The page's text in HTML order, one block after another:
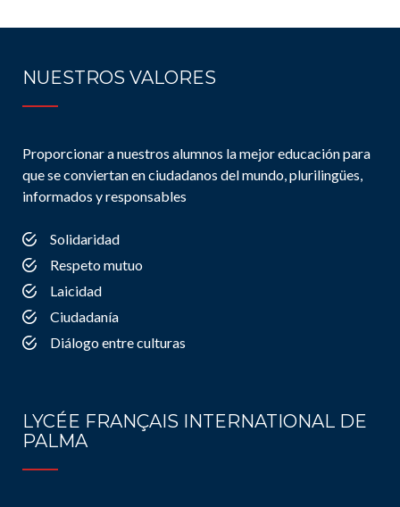
NUESTROS VALORES
Proporcionar a nuestros alumnos la mejor educación para
que se conviertan en ciudadanos del mundo, plurilingües,
informados y responsables
Solidaridad
Respeto mutuo
Laicidad
Ciudadanía
Diálogo entre culturas
LYCÉE FRANÇAIS INTERNATIONAL DE
PALMA